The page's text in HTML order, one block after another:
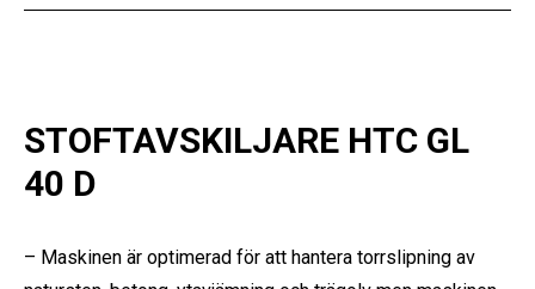
STOFTAVSKILJARE HTC GL
40 D
– Maskinen är optimerad för att hantera torrslipning av